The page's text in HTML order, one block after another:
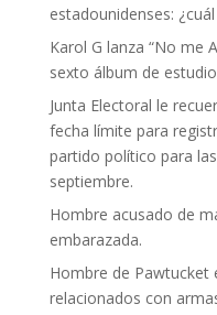
estadounidenses:
Karol G lanza “No me
sexto álbum de estudio
Junta Electoral le
fecha límite para
partido político para
septiembre.
Hombre acusado de
embarazada.
Hombre de Pawtucket
relacionados con